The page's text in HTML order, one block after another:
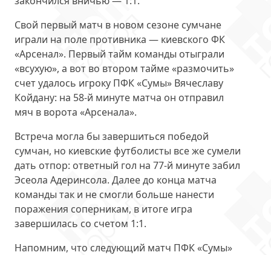
Свой первый матч в новом сезоне сумчане
играли на поле противника — киевского ФК
«Арсенал». Первый тайм команды отыграли
«всухую», а вот во втором тайме «размочить»
счет удалось игроку ПФК «Сумы» Вячеславу
Койдану: на 58-й минуте матча он отправил
мяч в ворота «Арсенала».
Встреча могла бы завершиться победой
сумчан, но киевские футболисты все же сумели
дать отпор: ответный гол на 77-й минуте забил
Эсеола Адеринсола. Далее до конца матча
команды так и не смогли больше нанести
поражения соперникам, в итоге игра
завершилась со счетом 1:1.
Напомним, что следующий матч ПФК «Сумы»